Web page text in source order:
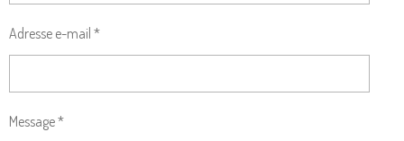
Adresse e-mail *
Message *